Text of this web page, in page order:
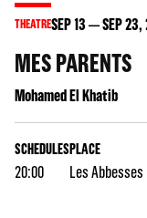
THEATRESEP13 SEP23,
MES PARENTS
Mohamed El Khatib
SCHEDULES
20:00
PLACE
Les Abbesses